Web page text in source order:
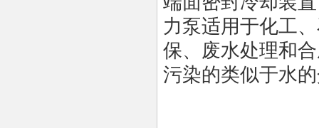
力泵适用于化工
保、废水处理和
污染的类似于水